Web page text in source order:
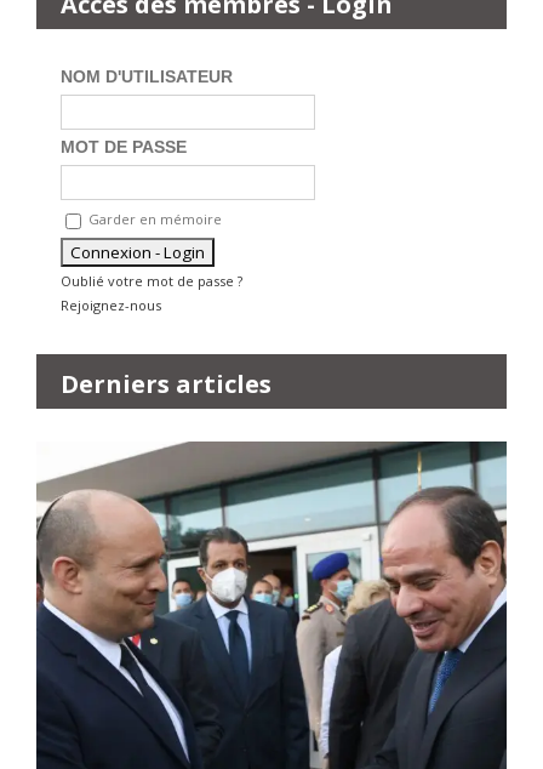
NOM D'UTILISATEUR
MOT DE PASSE
Garder en mémoire
Oublié votre mot de passe ?
Rejoignez-nous
Derniers articles